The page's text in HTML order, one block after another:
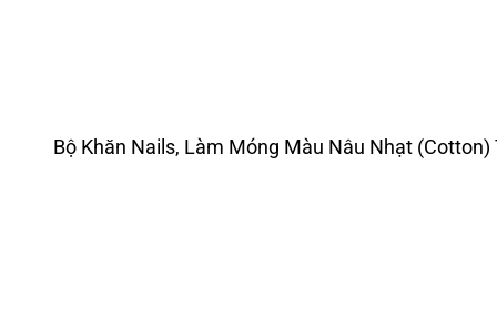
Bộ Khăn Nails, Làm Móng Màu Nâu Nhạt (Cotton)